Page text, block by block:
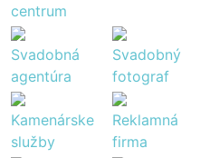
centrum
Svadobná
agentúra
Svadobný
fotograf
Kamenárske
služby
Reklamná
firma